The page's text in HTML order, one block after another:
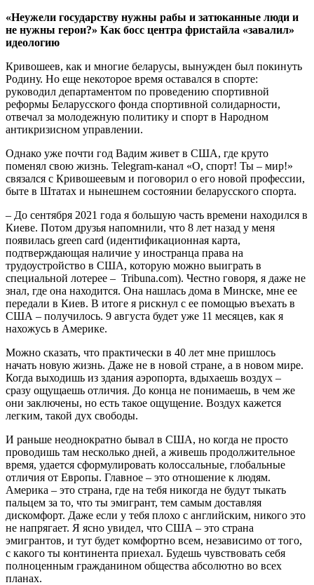
«Неужели государству нужны рабы и затюканные люди и
не нужны герои?» Как босс центра фристайла «завалил»
идеологию
Кривошеев, как и многие беларусы, вынужден был покинуть
Родину. Но еще некоторое время оставался в спорте:
руководил департаментом по проведению спортивной
реформы Беларусского фонда спортивной солидарности,
отвечал за молодежную политику и спорт в Народном
антикризисном управлении.
Однако уже почти год Вадим живет в США, где круто
поменял свою жизнь. Telegram-канал «О, спорт! Ты – мир!»
связался с Кривошеевым и поговорил о его новой профессии,
быте в Штатах и нынешнем состоянии беларусского спорта.
– До сентября 2021 года я большую часть времени находился в
Киеве. Потом друзья напомнили, что 8 лет назад у меня
появилась green card (идентификационная карта,
подтверждающая наличие у иностранца права на
трудоустройство в США, которую можно выиграть в
специальной лотерее – Tribuna.com). Честно говоря, я даже не
знал, где она находится. Она нашлась дома в Минске, мне ее
передали в Киев. В итоге я рискнул с ее помощью въехать в
США – получилось. 9 августа будет уже 11 месяцев, как я
нахожусь в Америке.
Можно сказать, что практически в 40 лет мне пришлось
начать новую жизнь. Даже не в новой стране, а в новом мире.
Когда выходишь из здания аэропорта, вдыхаешь воздух –
сразу ощущаешь отличия. До конца не понимаешь, в чем же
они заключены, но есть такое ощущение. Воздух кажется
легким, такой дух свободы.
И раньше неоднократно бывал в США, но когда не просто
проводишь там несколько дней, а живешь продолжительное
время, удается сформулировать колоссальные, глобальные
отличия от Европы. Главное – это отношение к людям.
Америка – это страна, где на тебя никогда не будут тыкать
пальцем за то, что ты эмигрант, тем самым доставляя
дискомфорт. Даже если у тебя плохо с английским, никого это
не напрягает. Я ясно увидел, что США – это страна
эмигрантов, и тут будет комфортно всем, независимо от того,
с какого ты континента приехал. Будешь чувствовать себя
полноценным гражданином общества абсолютно во всех
планах.